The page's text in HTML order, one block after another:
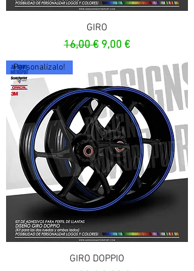
GIRO
Prix original
16,00 € Prix promotionnel
9,00 €
Personalízalo!
GIRO DOPPIO